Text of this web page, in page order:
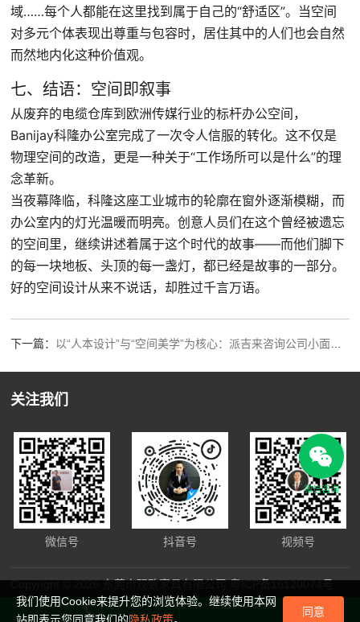
域……每个人都能在这里找到属于自己的“舒适区”。当空间
对多元个体表现出尊重与包容时，居住其中的人们也会自然
而然地内化这种价值观。
七、结语：空间即叙事
从废弃的电缆仓库到欧洲传媒行业的标杆办公空间，
Banijay科隆办公室完成了一次令人信服的转化。这不仅是
物理空间的改造，更是一种关于“工作场所可以是什么”的理
念革新。
当夜幕降临，科隆这座工业城市的轮廓在窗外逐渐模糊，而
办公室内的灯光温暖而明亮。创意人员们在这个曾经被遗忘
的空间里，继续讲述着属于这个时代的故事——而他们脚下
的每一块地板、头顶的每一盏灯，都已经是故事的一部分。
好的空间设计从来不说话，却胜过千言万语。
下一篇： 以“人本设计”与“空间美学”为核心：派吉来咨询公司小面积总部办公环境设计
关注我们
微信号 抖音号 视频号
Copyright © 2026 东莞市观致家具有限公司粤ICP备16120074号
微信咨询
我们使用Cookie来提升您的浏览体验。继续使用本网
同意